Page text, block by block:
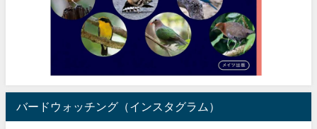
バードウォッチング（インスタグラム）